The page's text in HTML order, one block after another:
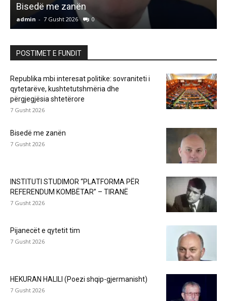
Bisedë me zanën
admin - 7 Gusht 2026 0
POSTIMET E FUNDIT
Republika mbi interesat politike: sovraniteti i
qytetarëve, kushtetutshmëria dhe
përgjegjësia shtetërore
7 Gusht 2026
Bisedë me zanën
7 Gusht 2026
INSTITUTI STUDIMOR “PLATFORMA PËR
REFERENDUM KOMBËTAR” – TIRANË
7 Gusht 2026
Pijanecët e qytetit tim
7 Gusht 2026
HEKURAN HALILI (Poezi shqip-gjermanisht)
7 Gusht 2026